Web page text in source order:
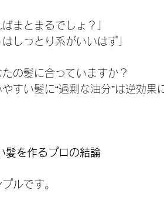
まとまるでしょ？」
しっとり系がいいはず」
の髪に合っていますか？
すい髪に“過剰な油分”は逆効果
髪を作るプロの結論
ルです。